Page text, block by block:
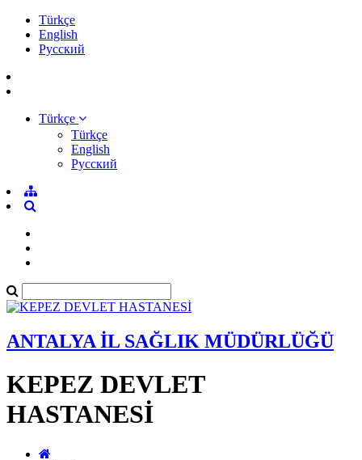
Türkçe
English
Pусский
Türkçe
Türkçe
English
Pусский
ANTALYA İL SAĞLIK MÜDÜRLÜĞÜ
KEPEZ DEVLET
HASTANESİ